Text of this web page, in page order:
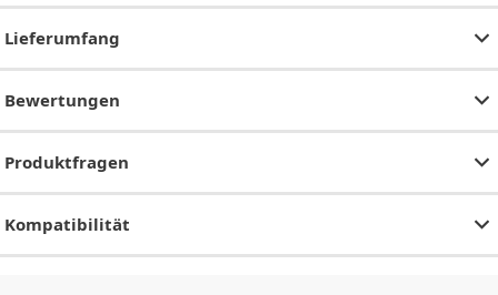
Lieferumfang
Bewertungen
Produktfragen
Kompatibilität